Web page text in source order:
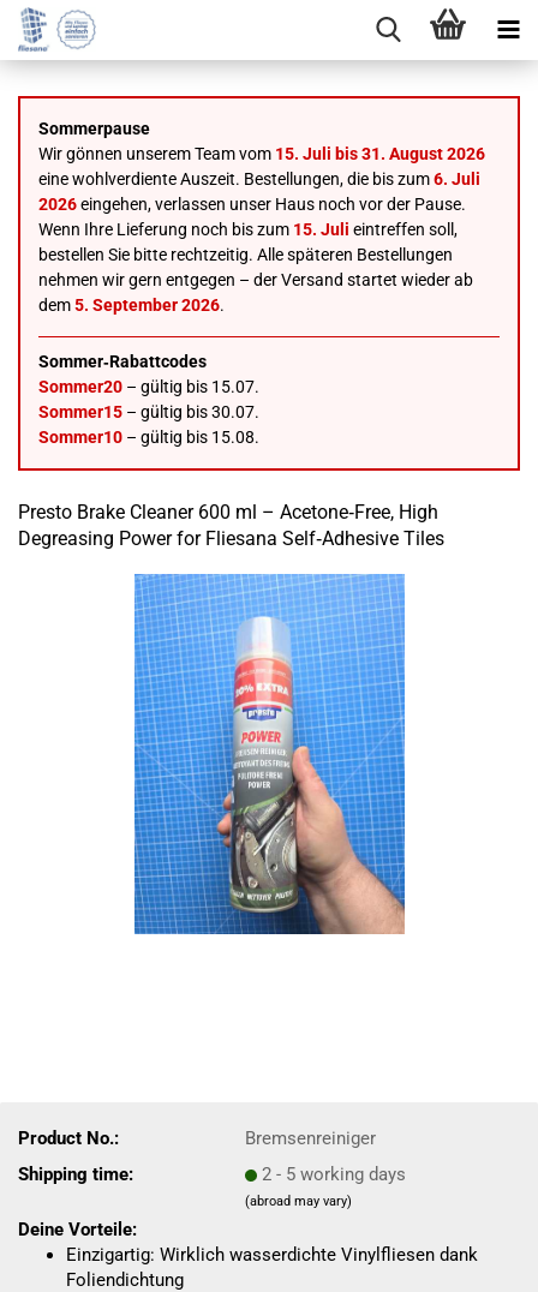
Sommerpause
Wir gönnen unserem Team vom 15. Juli bis 31. August 2026
eine wohlverdiente Auszeit. Bestellungen, die bis zum6. Juli
2026eingehen, verlassen unser Haus noch vor der Pause.
Wenn Ihre Lieferung noch bis zum 15. Juli eintreffen soll,
bestellen Sie bitte rechtzeitig. Alle späteren Bestellungen
nehmen wir gern entgegen – der Versand startet wieder ab
dem5. September 2026.
Sommer‑Rabattcodes
Sommer20 – gültig bis 15.07.
Sommer15 – gültig bis 30.07.
Sommer10 – gültig bis 15.08.
Presto Brake Cleaner 600 ml – Acetone‑Free, High
Degreasing Power for Fliesana Self‑Adhesive Tiles
Product No.:
Bremsenreiniger
Shipping time:
2 - 5 working days
(abroad may vary)
Deine Vorteile:
Einzigartig: Wirklich wasserdichte Vinylfliesen dank
Foliendichtung